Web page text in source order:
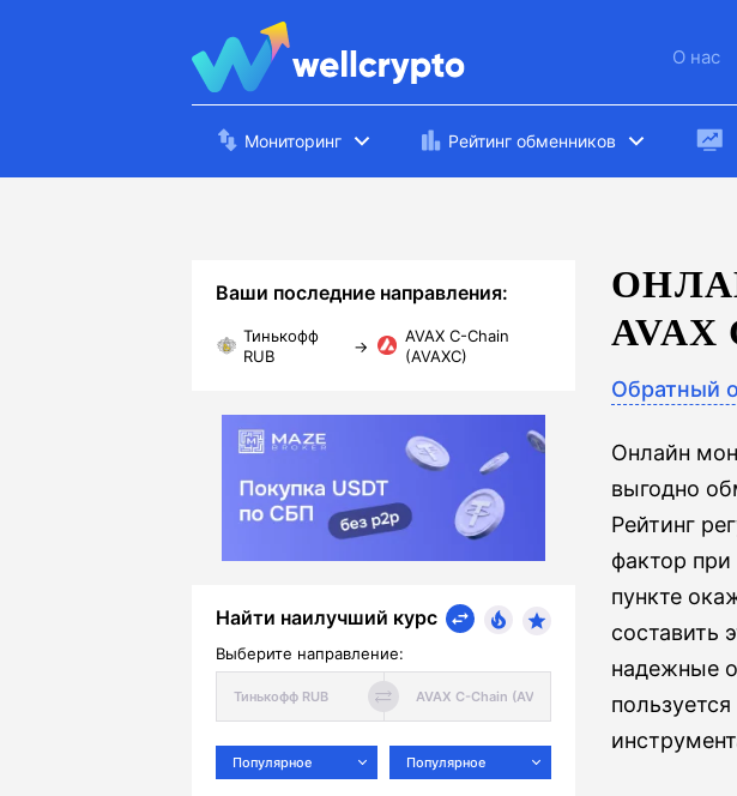
О нас
Мониторинг Рейтинг обменников
Ваши последние направления:
Тинькофф
RUB
→
AVAX C-Chain
(AVAXC)
Найти наилучший курс
Выберите направление:
Популярное Популярное
AVAX
Обратный
Онлайн
выгодно
Рейтинг
фактор
пункте
составить
надежные